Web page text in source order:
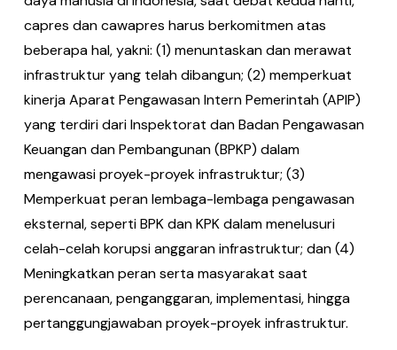
capres dan cawapres harus berkomitmen atas
beberapa hal, yakni: (1) menuntaskan dan merawat
infrastruktur yang telah dibangun; (2) memperkuat
kinerja Aparat Pengawasan Intern Pemerintah (APIP)
yang terdiri dari Inspektorat dan Badan Pengawasan
Keuangan dan Pembangunan (BPKP) dalam
mengawasi proyek-proyek infrastruktur; (3)
Memperkuat peran lembaga-lembaga pengawasan
eksternal, seperti BPK dan KPK dalam menelusuri
celah-celah korupsi anggaran infrastruktur; dan (4)
Meningkatkan peran serta masyarakat saat
perencanaan, penganggaran, implementasi, hingga
pertanggungjawaban proyek-proyek infrastruktur.